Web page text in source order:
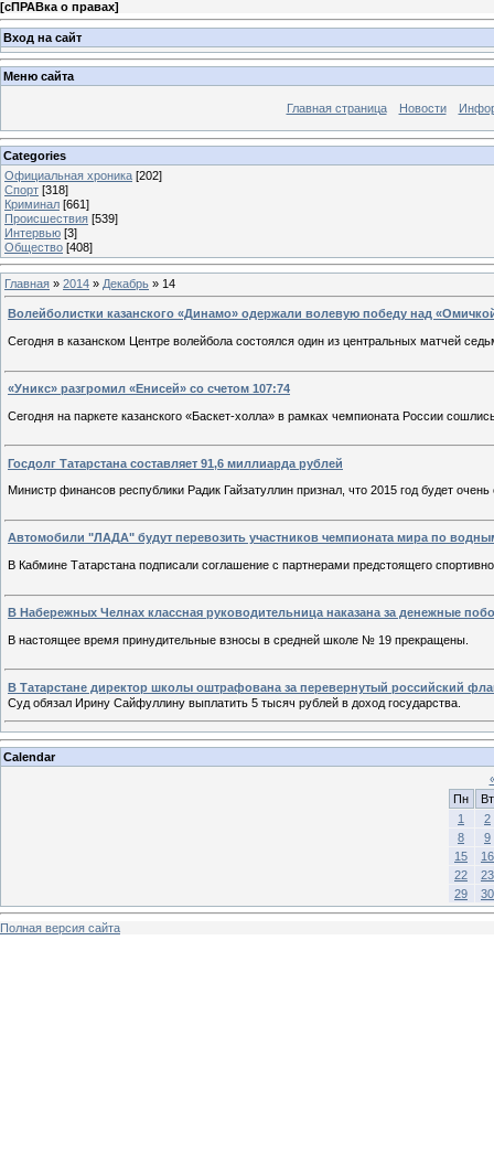
[сПРАВка о правах]
Вход на сайт
Меню сайта
Главная страница Новости
Categories
Официальная хроника [202]
Спорт [318]
Криминал [661]
Происшествия [539]
Интервью [3]
Общество [408]
Главная » 2014 » Декабрь » 14
Волейболистки казанского «Динамо» одержали волевую победу над
Сегодня в казанском Центре волейбола состоялся один из центральных матчей
«Уникс» разгромил «Енисей» со счетом 107:74
Cегодня на паркете казанского «Баскет-холла» в рамках чемпионата России
Госдолг Татарстана составляет 91,6 миллиарда рублей
Министр финансов республики Радик Гайзатуллин признал, что 2015 год будет
Автомобили "ЛАДА" будут перевозить участников чемпионата мира по
В Кабмине Татарстана подписали соглашение с партнерами предстоящего
В Набережных Челнах классная руководительница наказана за денежные
В настоящее время принудительные взносы в средней школе № 19 прекращены.
В Татарстане директор школы оштрафована за перевернутый российский
Суд обязал Ирину Сайфуллину выплатить 5 тысяч рублей в доход государства.
Calendar
Пн
Вт
1
2
8
9
15
16
22
23
29
30
Полная версия сайта